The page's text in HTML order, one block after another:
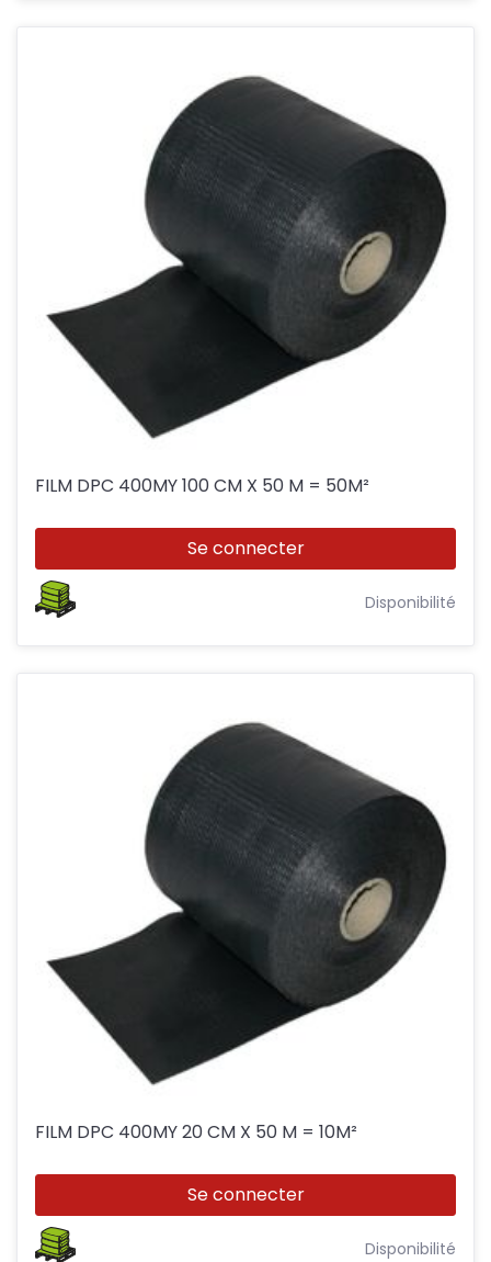
FILM DPC 400MY 100 CM X 50 M = 50M²
Se connecter
Disponibilité
FILM DPC 400MY 20 CM X 50 M = 10M²
Se connecter
Disponibilité